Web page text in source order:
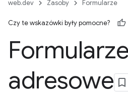
web.dev Zasoby Formularze
Czy te wskazówki były pomocne?
Formularze
adresowe